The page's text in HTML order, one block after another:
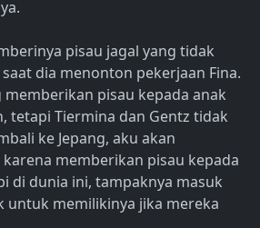
pisau jagal yang tidak
dia menonton pekerjaan Fina.
memberikan pisau kepada anak
tetapi Tiermina dan Gentz tidak
ke Jepang, aku akan
memberikan pisau kepada
di dunia ini, tampaknya masuk
untuk memilikinya jika mereka